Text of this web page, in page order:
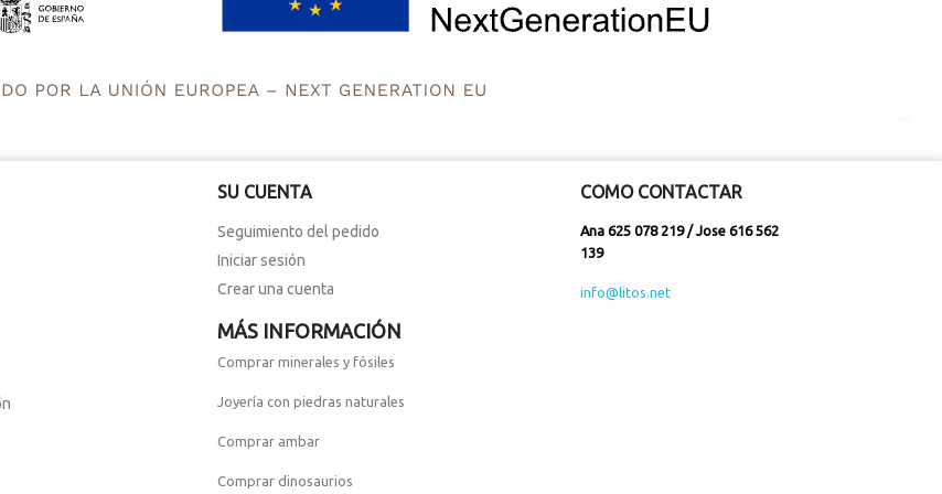
SU CUENTA
Seguimiento del pedido
Iniciar sesión
Crear una cuenta
COMO CONTACTAR
Ana 625 078 219 / Jose 616 562
139
info@litos.net
MÁS INFORMACIÓN
Comprar minerales y fósiles
Joyería con piedras naturales
Comprar ambar
Comprar dinosaurios